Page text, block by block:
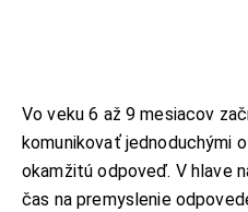
Vo veku 6 až 9 mesiacov
komunikovať jednoduchými
okamžitú odpoveď. V hlave
čas na premyslenie